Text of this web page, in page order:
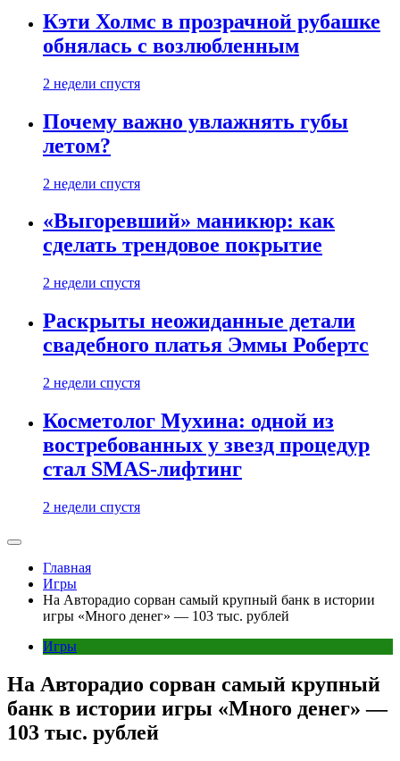
Кэти Холмс в прозрачной рубашке
обнялась с возлюбленным
2 недели спустя
Почему важно увлажнять губы
летом?
2 недели спустя
«Выгоревший» маникюр: как
сделать трендовое покрытие
2 недели спустя
Раскрыты неожиданные детали
свадебного платья Эммы Робертс
2 недели спустя
Косметолог Мухина: одной из
востребованных у звезд процедур
стал SMAS-лифтинг
2 недели спустя
Главная
Игры
На Авторадио сорван самый крупный банк в истории
игры «Много денег» — 103 тыс. рублей
Игры
На Авторадио сорван самый крупный
банк в истории игры «Много денег» —
103 тыс. рублей